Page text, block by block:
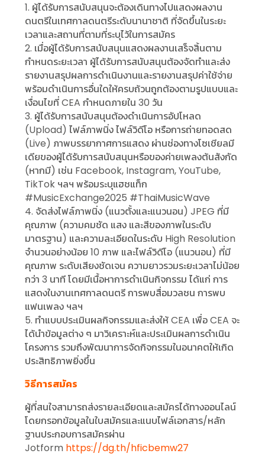
1. ผู้ได้รับการสนับสนุนจะต้องเดินทางไปแสดงผลงาน
ดนตรีในเทศกาลดนตรีระดับนานาชาติ ที่จัดขึ้นในระยะ
เวลาและสถานที่ตามที่ระบุไว้ในการสมัคร
2. เมื่อผู้ได้รับการสนับสนุนแสดงผลงานเสร็จสิ้นตาม
กำหนดระยะเวลา ผู้ได้รับการสนับสนุนต้องจัดทำและส่ง
รายงานสรุปผลการดำเนินงานและรายงานสรุปค่าใช้จ่าย
พร้อมดำเนินการอื่นใดให้ครบถ้วนถูกต้องตามรูปแบบและ
เงื่อนไขที่ CEA กำหนดภายใน 30 วัน
3. ผู้ได้รับการสนับสนุนต้องดำเนินการอัปโหลด
(Upload) ไฟล์ภาพนิ่ง ไฟล์วิดีโอ หรือการถ่ายทอดสด
(Live) ภาพบรรยากาศการแสดง ผ่านช่องทางโซเชียลมี
เดียของผู้ได้รับการสนับสนุนหรือของค่ายเพลงต้นสังกัด
(หากมี) เช่น Facebook, Instagram, YouTube,
TikTok ฯลฯ พร้อมระบุแฮชแท็ก
#MusicExchange2025 #ThaiMusicWave
4. จัดส่งไฟล์ภาพนิ่ง (แนวตั้งและแนวนอน) JPEG ที่มี
คุณภาพ (ความคมชัด แสง และสีของภาพในระดับ
มาตรฐาน) และความละเอียดในระดับ High Resolution
จำนวนอย่างน้อย 10 ภาพ และไฟล์วิดีโอ (แนวนอน) ที่มี
คุณภาพ ระดับเสียงชัดเจน ความยาวรวมระยะเวลาไม่น้อย
กว่า 3 นาที โดยมีเนื้อหาการดำเนินกิจกรรม ได้แก่ การ
แสดงในงานเทศกาลดนตรี การพบสื่อมวลชน การพบ
แฟนเพลง ฯลฯ
5. ทำแบบประเมินผลกิจกรรมและส่งให้ CEA เพื่อ CEA จะ
ได้นำข้อมูลต่าง ๆ มาวิเคราะห์และประเมินผลการดำเนิน
โครงการ รวมถึงพัฒนาการจัดกิจกรรมในอนาคตให้เกิด
ประสิทธิภาพยิ่งขึ้น
วิธีการสมัคร
ผู้ที่สนใจสามารถส่งรายละเอียดและสมัครได้ทางออนไลน์
โดยกรอกข้อมูลในใบสมัครและแนบไฟล์เอกสาร/หลัก
ฐานประกอบการสมัครผ่าน
Jotform https://dg.th/hficbemw27